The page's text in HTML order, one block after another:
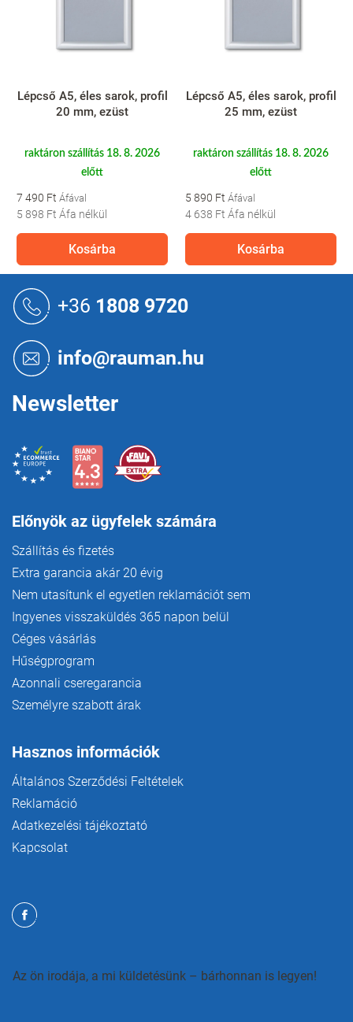
Lépcső A5, éles sarok, profil
20 mm, ezüst
raktáron szállítás 18. 8. 2026
előtt
7 490 Ft
5 898 Ft Áfa nélkül
Kosárba
Lépcső A5, éles sarok, profil
25 mm, ezüst
raktáron szállítás 18. 8. 2026
előtt
5 890 Ft
4 638 Ft Áfa nélkül
Kosárba
+36 1808 9720
info@rauman.hu
Newsletter
Előnyök az ügyfelek számára
Szállítás és fizetés
Extra garancia akár 20 évig
Nem utasítunk el egyetlen reklamációt sem
Ingyenes visszaküldés 365 napon belül
Céges vásárlás
Hűségprogram
Azonnali cseregarancia
Személyre szabott árak
Hasznos információk
Általános Szerződési Feltételek
Reklamáció
Adatkezelési tájékoztató
Kapcsolat
Az ön irodája, a mi küldetésünk – bárhonnan is legyen!